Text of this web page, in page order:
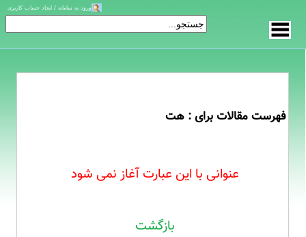
فهرست مقالات برای : هت
عنوانی با این عبارت آغاز نمی شود
بازگشت
ورود به سامانه / ایجاد حساب کاربری